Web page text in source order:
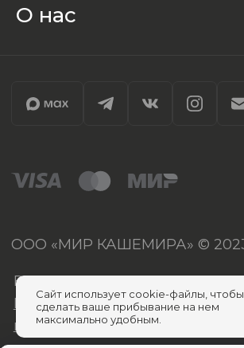
О нас
Сайт использует cookie-файлы, чтобы
сделать ваше прибывание на нем
максимально удобным.